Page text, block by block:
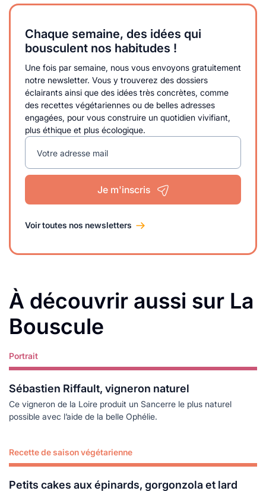
Chaque semaine, des idées qui
bousculent nos habitudes !
Une fois par semaine, nous vous envoyons gratuitement
notre newsletter. Vous y trouverez des dossiers
éclairants ainsi que des idées très concrètes, comme
des recettes végétariennes ou de belles adresses
engagées, pour vous construire un quotidien vivifiant,
plus éthique et plus écologique.
Votre adresse mail
Je m'inscris
Voir toutes nos newsletters
À découvrir aussi sur La
Bouscule
Portrait
Sébastien Riffault, vigneron naturel
Ce vigneron de la Loire produit un Sancerre le plus naturel
possible avec l’aide de la belle Ophélie.
Lire plus
Recette de saison végétarienne
Petits cakes aux épinards, gorgonzola et lard
Lire plus